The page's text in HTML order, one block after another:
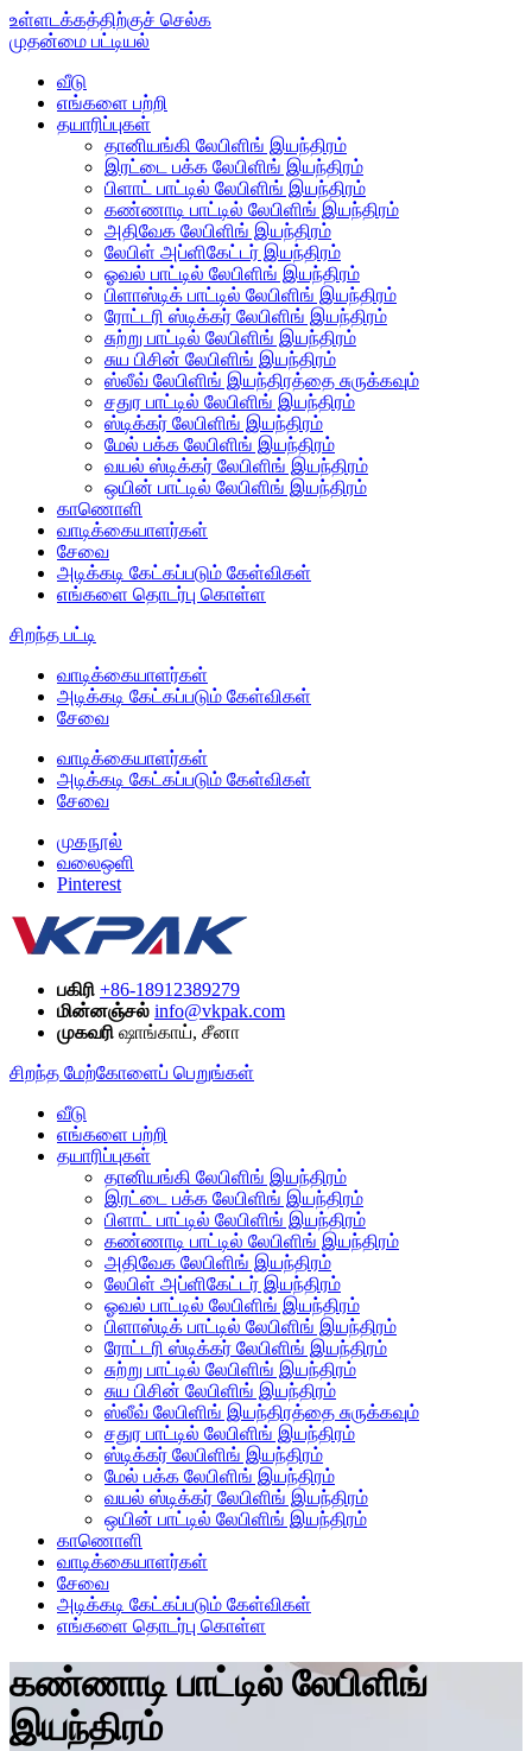
உள்ளடக்கத்திற்குச் செல்க
முதன்மை பட்டியல்
வீடு
எங்களை பற்றி
தயாரிப்புகள்
தானியங்கி லேபிளிங் இயந்திரம்
இரட்டை பக்க லேபிளிங் இயந்திரம்
பிளாட் பாட்டில் லேபிளிங் இயந்திரம்
கண்ணாடி பாட்டில் லேபிளிங் இயந்திரம்
அதிவேக லேபிளிங் இயந்திரம்
லேபிள் அப்ளிகேட்டர் இயந்திரம்
ஓவல் பாட்டில் லேபிளிங் இயந்திரம்
பிளாஸ்டிக் பாட்டில் லேபிளிங் இயந்திரம்
ரோட்டரி ஸ்டிக்கர் லேபிளிங் இயந்திரம்
சுற்று பாட்டில் லேபிளிங் இயந்திரம்
சுய பிசின் லேபிளிங் இயந்திரம்
ஸ்லீவ் லேபிளிங் இயந்திரத்தை சுருக்கவும்
சதுர பாட்டில் லேபிளிங் இயந்திரம்
ஸ்டிக்கர் லேபிளிங் இயந்திரம்
மேல் பக்க லேபிளிங் இயந்திரம்
வயல் ஸ்டிக்கர் லேபிளிங் இயந்திரம்
ஒயின் பாட்டில் லேபிளிங் இயந்திரம்
காணொளி
வாடிக்கையாளர்கள்
சேவை
அடிக்கடி கேட்கப்படும் கேள்விகள்
எங்களை தொடர்பு கொள்ள
சிறந்த பட்டி
வாடிக்கையாளர்கள்
அடிக்கடி கேட்கப்படும் கேள்விகள்
சேவை
வாடிக்கையாளர்கள்
அடிக்கடி கேட்கப்படும் கேள்விகள்
சேவை
முகநூல்
வலைஒளி
Pinterest
பகிரி +86-18912389279
மின்னஞ்சல் info@vkpak.com
முகவரி ஷாங்காய், சீனா
சிறந்த மேற்கோளைப் பெறுங்கள்
வீடு
எங்களை பற்றி
தயாரிப்புகள்
தானியங்கி லேபிளிங் இயந்திரம்
இரட்டை பக்க லேபிளிங் இயந்திரம்
பிளாட் பாட்டில் லேபிளிங் இயந்திரம்
கண்ணாடி பாட்டில் லேபிளிங் இயந்திரம்
அதிவேக லேபிளிங் இயந்திரம்
லேபிள் அப்ளிகேட்டர் இயந்திரம்
ஓவல் பாட்டில் லேபிளிங் இயந்திரம்
பிளாஸ்டிக் பாட்டில் லேபிளிங் இயந்திரம்
ரோட்டரி ஸ்டிக்கர் லேபிளிங் இயந்திரம்
சுற்று பாட்டில் லேபிளிங் இயந்திரம்
சுய பிசின் லேபிளிங் இயந்திரம்
ஸ்லீவ் லேபிளிங் இயந்திரத்தை சுருக்கவும்
சதுர பாட்டில் லேபிளிங் இயந்திரம்
ஸ்டிக்கர் லேபிளிங் இயந்திரம்
மேல் பக்க லேபிளிங் இயந்திரம்
வயல் ஸ்டிக்கர் லேபிளிங் இயந்திரம்
ஒயின் பாட்டில் லேபிளிங் இயந்திரம்
காணொளி
வாடிக்கையாளர்கள்
சேவை
அடிக்கடி கேட்கப்படும் கேள்விகள்
எங்களை தொடர்பு கொள்ள
கண்ணாடி பாட்டில் லேபிளிங்
இயந்திரம்